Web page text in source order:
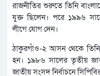
রাজনীতির শুরুতে তিনি
যুক্ত ছিলেন। পরে ১৯৯৬
লীগে যোগ দেন।
ঠাকুরগাঁও-২ আসন থেকে
হন। ১৯৮৬ সালের তৃতীয়
জাতীয় সংসদ নির্বাচনে